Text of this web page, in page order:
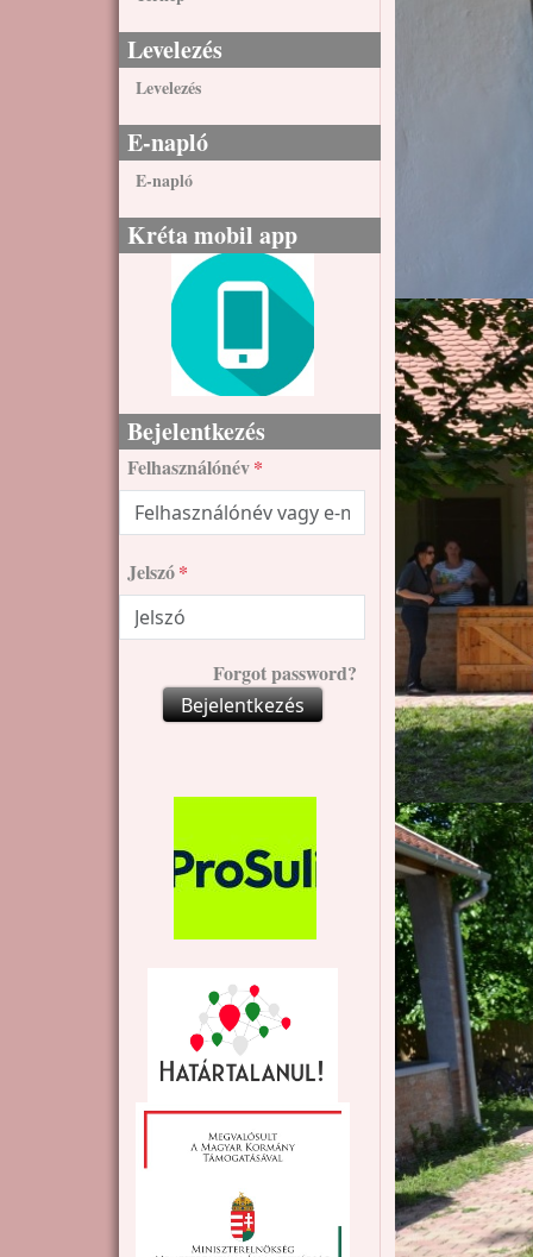
Levelezés
Levelezés
E-napló
E-napló
Kréta mobil app
Bejelentkezés
Felhasználónév
Jelszó
Forgot password?
Bejelentkezés